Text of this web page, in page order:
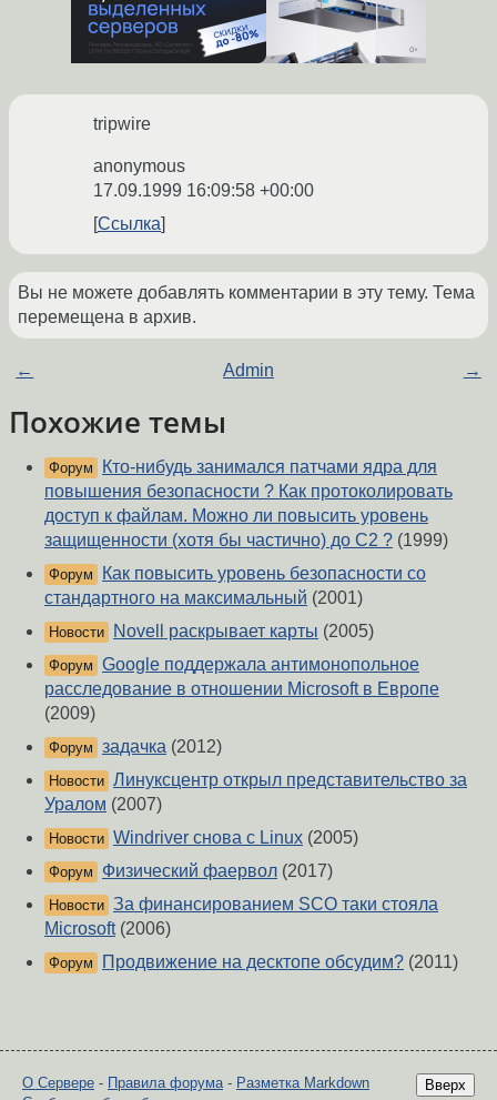
tripwire
anonymous
17.09.1999 16:09:58 +00:00
Ссылка
Вы не можете добавлять комментарии в эту тему. Тема
перемещена в архив.
← Admin →
Похожие темы
Форум
Кто-нибудь занимался патчами ядра для
повышения безопасности ? Как протоколировать
доступ к файлам. Можно ли повысить уровень
защищенности (хотя бы частично) до C2 ? (1999)
Форум
Как повысить уровень безопасности со
стандартного на максимальный (2001)
Новости Novell раскрывает карты (2005)
Форум Google поддержала антимонопольное
расследование в отношении Microsoft в Европе
(2009)
Форум задачка (2012)
Новости Линуксцентр открыл представительство за
Уралом (2007)
Новости Windriver снова с Linux (2005)
Форум Физический фаервол (2017)
Новости За финансированием SCO таки стояла
Microsoft(2006)
Форум Продвижение на десктопе обсудим? (2011)
Вверх
О Сервере - Правила форума- Разметка Markdown